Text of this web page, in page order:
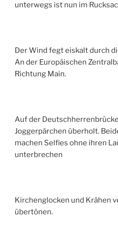
unterwegs ist nun im
Der Wind fegt eiskalt durch
An der Europäischen
Richtung Main.
Auf der
Joggerpärchen überholt.
machen Selfies ohne ihren
unterbrechen
Kirchenglocken und Krähen
übertönen.